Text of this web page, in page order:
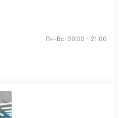
Пн-Вс: 09:00 - 21:00